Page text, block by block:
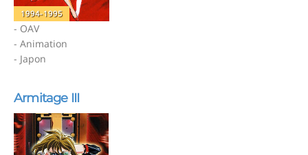
1994-1995
- OAV
- Animation
- Japon
Armitage III